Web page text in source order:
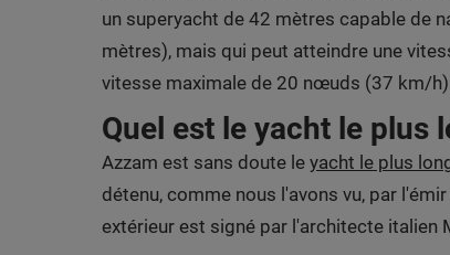
un superyacht de 42 mètres capable de
mètres), mais qui peut atteindre une
vitesse maximale de 20 nœuds (37 km/
Quel est le yacht le plus
Azzam est sans doute le yacht le plus
détenu, comme nous l'avons vu, par
extérieur est signé par l'architecte italien